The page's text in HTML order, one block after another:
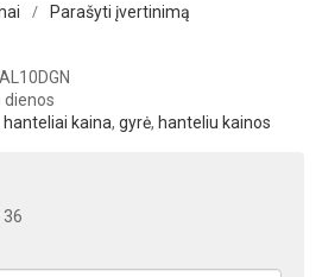
/ Parašyti įvertinimą
dienos
hanteliai kaina, gyrė, hanteliu kainos
36